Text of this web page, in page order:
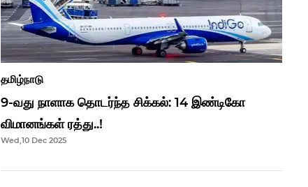
தமிழ்நாடு
9-வது நாளாக தொடர்ந்த சிக்கல்: 14 இண்டிகோ
விமானங்கள் ரத்து..!
Wed,10 Dec 2025